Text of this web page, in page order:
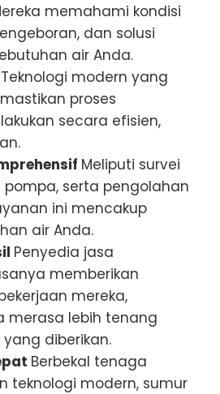
memahami kondisi
dan solusi
air Anda.
Teknologi modern yang
proses
secara efisien,
Meliputi survei
pompa, serta pengolahan
ini mencakup
air Anda.
Penyedia jasa
memberikan
mereka,
merasa lebih tenang
diberikan.
Berbekal tenaga
teknologi modern, sumur